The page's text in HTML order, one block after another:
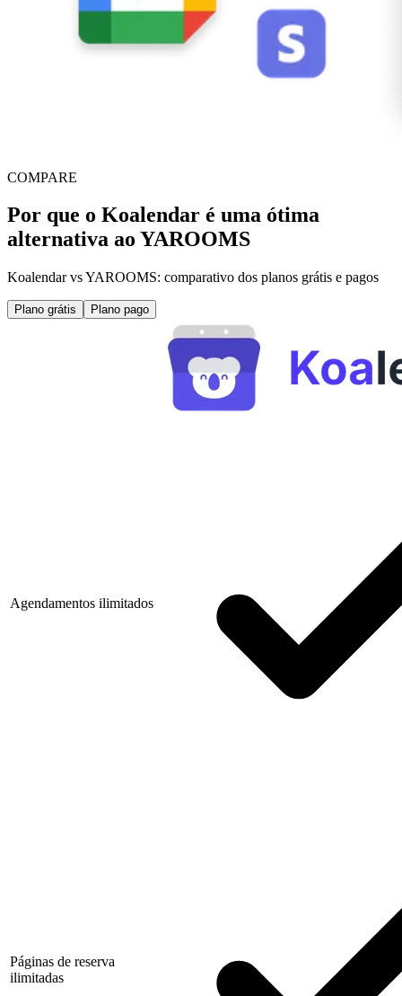
COMPARE
Por que o Koalendar é uma ótima
alternativa ao YAROOMS
Koalendar vs YAROOMS: comparativo dos planos grátis e pagos
Plano grátis Plano pago
Agendamentos ilimitados
Páginas de reserva
ilimitadas